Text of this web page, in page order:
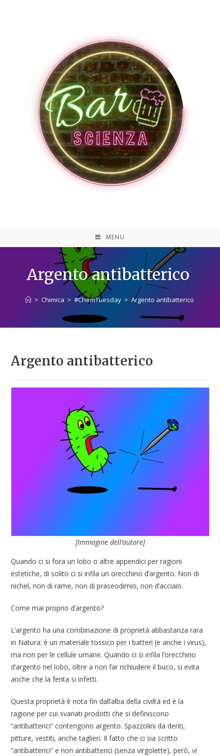
MENU
Argento antibatterico
> Chimica > #ChemTuesday > Argento antibatterico
Argento antibatterico
[Immagine dell’autore]
Quando ci si fora un lobo o altre appendici per ragioni
estetiche, di solito ci si infila un orecchino d’argento. Non di
nichel, non di rame, non di praseodimio, non d’acciaio.
Come mai proprio d’argento?
L’argento ha una combinazione di proprietà abbastanza rara
in Natura: è un materiale tossico per i batteri (e anche i virus),
ma non per le cellule umane. Quando ci si infila l’orecchino
d’argento nel lobo, oltre a non far richiudere il buco, si evita
anche che la ferita si infetti.
Questa proprietà è nota fin dall’alba della civiltà ed è la
ragione per cui svariati prodotti che si definiscono
“antibatterici” contengono argento. Spazzolini da denti,
pitture, vestiti, anche taglieri. Il fatto che ci sia scritto
“antibatterici” e non antibatterici (senza virgolette), però, vi